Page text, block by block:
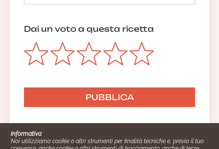
Dai un voto a questa ricetta
Informativa
Noi utilizziamo cookie o altri strumenti per finalità tecniche e, previo il tuo